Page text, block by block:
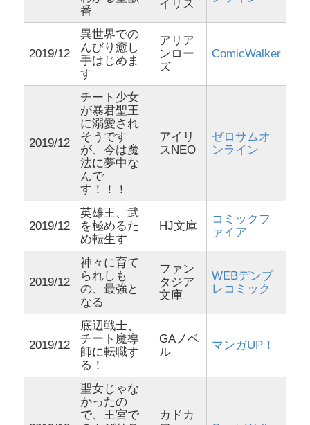
番
イリス
2019/12
異世界での
んびり癒し
手はじめま
す
アリア
ンロー
ズ
ComicWalker
2019/12
チート少女
が暴君聖王
に溺愛され
そうです
が、今は魔
法に夢中な
んで
す！！！
アイリ
スNEO
ゼロサムオ
ンライン
2019/12
英雄王、武
を極めるた
め転生す
HJ文庫
コミックフ
ァイア
2019/12
神々に育て
られしも
の、最強と
なる
ファン
タジア
文庫
WEBデンプ
レコミック
2019/12
底辺戦士、
チート魔導
師に転職す
る！
GAノベ
ル
マンガUP！
聖女じゃな
かったの
で、王宮で
カドカ